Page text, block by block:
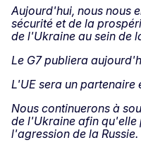
Aujourd'hui, nous nous
sécurité et de la
de l'Ukraine au sein de
Le G7 publiera
L'UE sera un partenaire
Nous continuerons à
de l'Ukraine afin qu'elle
l'agression de la Russie.